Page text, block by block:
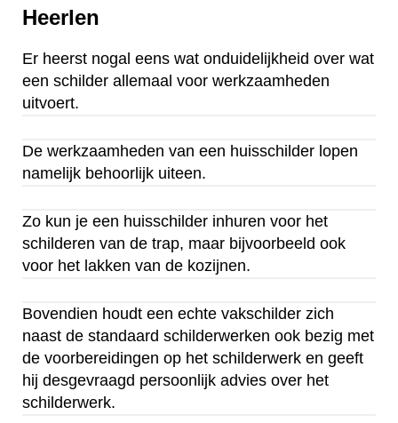
Heerlen
Er heerst nogal eens wat onduidelijkheid over wat
een schilder allemaal voor werkzaamheden
uitvoert.
De werkzaamheden van een huisschilder lopen
namelijk behoorlijk uiteen.
Zo kun je een huisschilder inhuren voor het
schilderen van de trap, maar bijvoorbeeld ook
voor het lakken van de kozijnen.
Bovendien houdt een echte vakschilder zich
naast de standaard schilderwerken ook bezig met
de voorbereidingen op het schilderwerk en geeft
hij desgevraagd persoonlijk advies over het
schilderwerk.